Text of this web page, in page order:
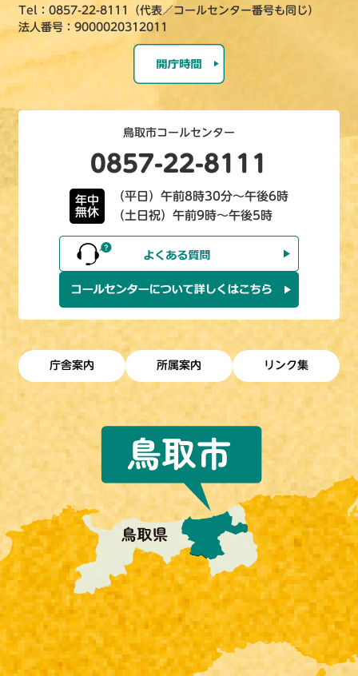
Tel：0857-22-8111（代表／コールセンター番号も同じ）
法人番号：9000020312011
鳥取市コールセンター
0857-22-8111
年中
無休
（平日）午前8時30分～午後6時
（土日祝）午前9時～午後5時
庁舎案内 所属案内 リンク集